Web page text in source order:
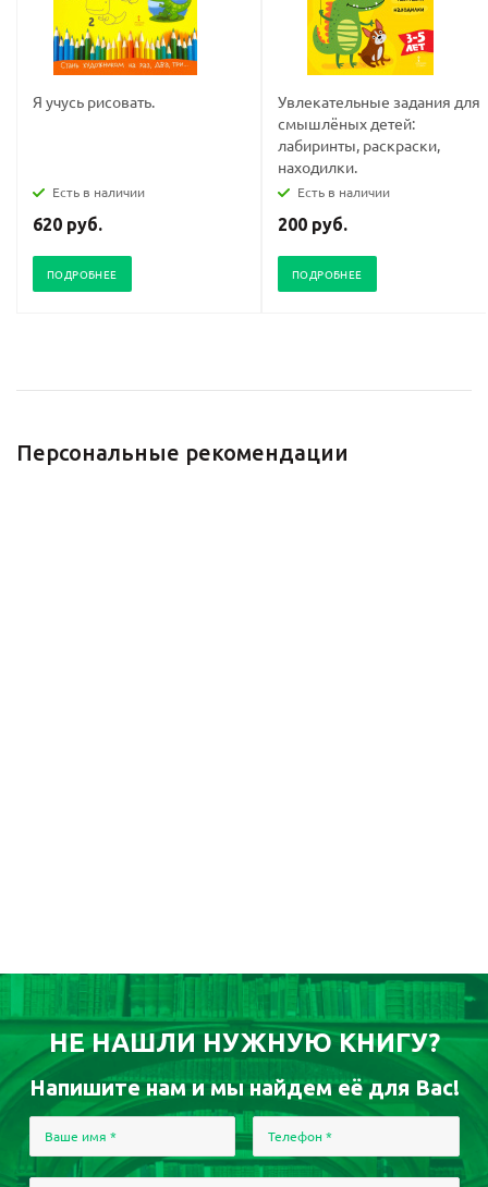
Я учусь рисовать.
Есть в наличии
620 руб.
ПОДРОБНЕЕ
Увлекательные задания для
смышлёных детей:
лабиринты, раскраски,
находилки.
Есть в наличии
200 руб.
ПОДРОБНЕЕ
Персональные рекомендации
НЕ НАШЛИ НУЖНУЮ КНИГУ?
Напишите нам и мы найдем её для Вас!
Ваше имя * Телефон *